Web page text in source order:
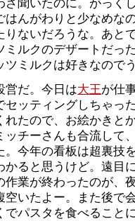
ざ聞いたのに。がっく
はんがわりと少なめな
りないだろうな。あと
ミルクのデザートだっ
ツミルクは好きなので
営だ。今日は大王が仕
セッティングしちゃっ
れたので、お絵かきと
ッチーさんも合流して
。今年の看板は超裏技
かると思うけど。遠目
作業が終わったのが、
空いたよー。また後で
でパスタを食べること